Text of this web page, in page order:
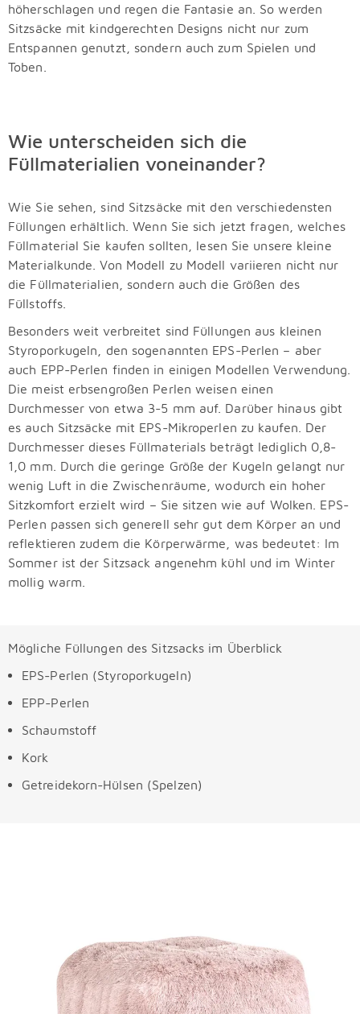
höherschlagen und regen die Fantasie an. So werden
Sitzsäcke mit kindgerechten Designs nicht nur zum
Entspannen genutzt, sondern auch zum Spielen und
Toben.
Wie unterscheiden sich die
Füllmaterialien voneinander?
Wie Sie sehen, sind Sitzsäcke mit den verschiedensten
Füllungen erhältlich. Wenn Sie sich jetzt fragen, welches
Füllmaterial Sie kaufen sollten, lesen Sie unsere kleine
Materialkunde. Von Modell zu Modell variieren nicht nur
die Füllmaterialien, sondern auch die Größen des
Füllstoffs.
Besonders weit verbreitet sind Füllungen aus kleinen
Styroporkugeln, den sogenannten EPS-Perlen – aber
auch EPP-Perlen finden in einigen Modellen Verwendung.
Die meist erbsengroßen Perlen weisen einen
Durchmesser von etwa 3-5 mm auf. Darüber hinaus gibt
es auch Sitzsäcke mit EPS-Mikroperlen zu kaufen. Der
Durchmesser dieses Füllmaterials beträgt lediglich 0,8-
1,0 mm. Durch die geringe Größe der Kugeln gelangt nur
wenig Luft in die Zwischenräume, wodurch ein hoher
Sitzkomfort erzielt wird – Sie sitzen wie auf Wolken. EPS-
Perlen passen sich generell sehr gut dem Körper an und
reflektieren zudem die Körperwärme, was bedeutet: Im
Sommer ist der Sitzsack angenehm kühl und im Winter
mollig warm.
Mögliche Füllungen des Sitzsacks im Überblick
EPS-Perlen (Styroporkugeln)
EPP-Perlen
Schaumstoff
Kork
Getreidekorn-Hülsen (Spelzen)